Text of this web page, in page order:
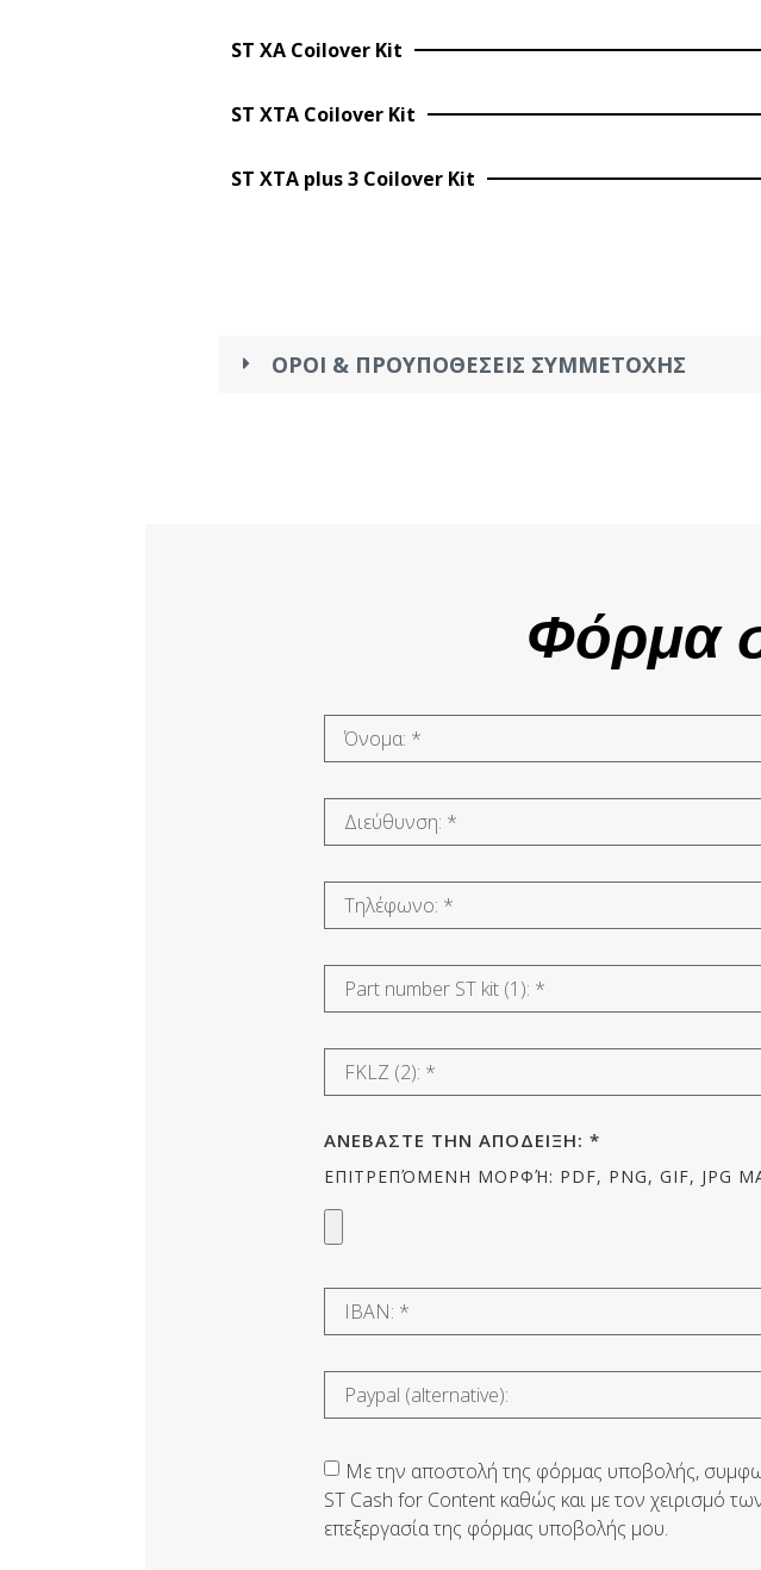
ST XA Coilover Kit
ST XTA Coilover Kit
ST XTA plus 3 Coilover Kit
ΟΡΟΙ & ΠΡΟΥΠΟΘΕΣΕΙΣ ΣΥΜΜΕΤΟΧΗΣ
Φόρμα
ΑΝΕΒΑΣΤΕ ΤΗΝ ΑΠΟΔΕΙΞΗ: *
ΕΠΙΤΡΕΠΌΜΕΝΗ ΜΟΡΦΉ: PDF, PNG, GIF, JPG
Με την αποστολή της φόρμας υποβολής,
ST Cash for Content καθώς και με τον χειρισμό
επεξεργασία της φόρμας υποβολής μου.